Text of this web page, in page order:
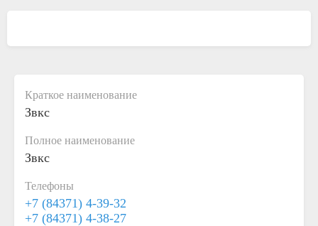
Краткое наименование
Звкс
Полное наименование
Звкс
Телефоны
+7 (84371) 4-39-32
+7 (84371) 4-38-27